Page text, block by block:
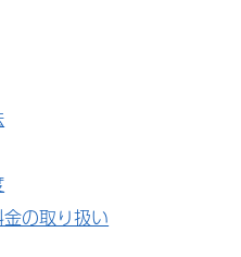
の取り扱い